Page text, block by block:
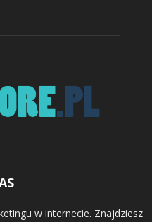
w internecie. Znajdziesz